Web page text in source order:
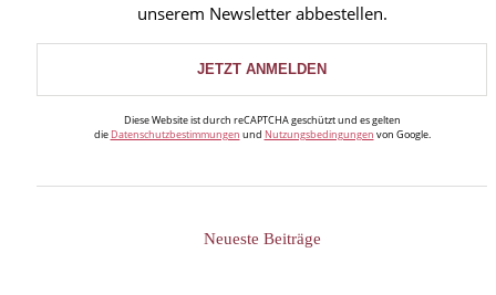
unserem Newsletter abbestellen.
Diese Website ist durch reCAPTCHA geschützt und es gelten
die Datenschutzbestimmungen und Nutzungsbedingungen von Google.
Neueste Beiträge